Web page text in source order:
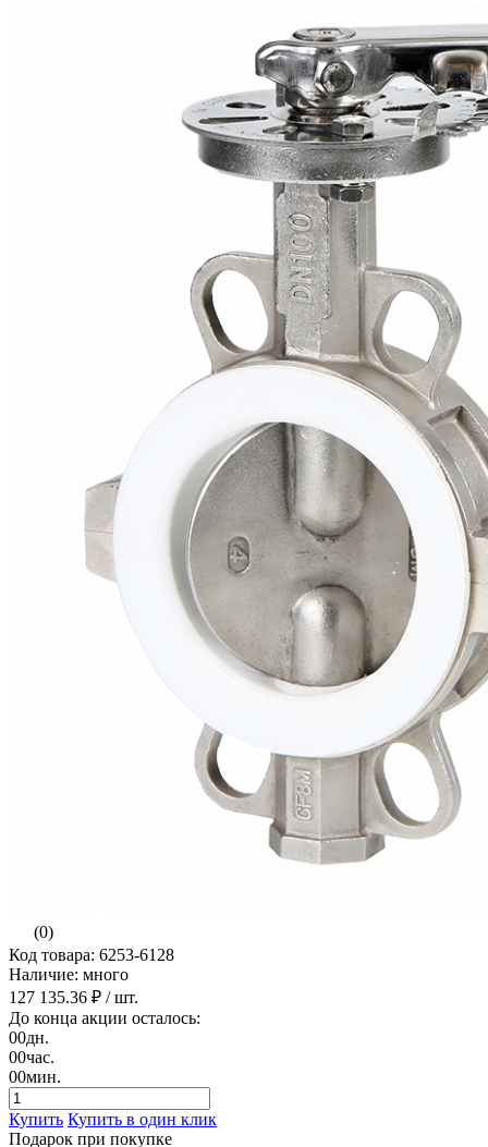
(0)
Код товара: 6253-6128
Наличие: много
127 135.36 ₽ / шт.
До конца акции осталось:
00дн.
00час.
00мин.
Купить Купить в один клик
Подарок при покупке